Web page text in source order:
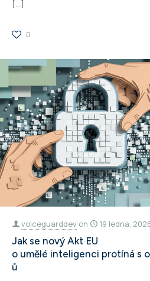
[…]
0
voiceguarddev on 19 ledna,
Jak se nový Akt EU
o umělé inteligenci protíná s
ů